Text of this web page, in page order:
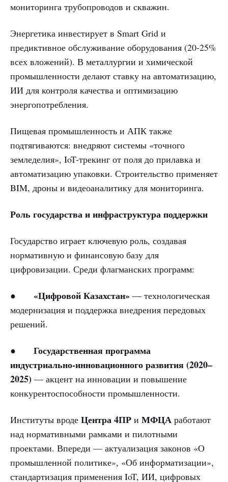
мониторинга трубопроводов и скважин.
Энергетика инвестирует в Smart Grid и
предиктивное обслуживание оборудования (20-25%
всех вложений). В металлургии и химической
промышленности делают ставку на автоматизацию,
ИИ для контроля качества и оптимизацию
энергопотребления.
Пищевая промышленность и АПК также
подтягиваются: внедряют системы «точного
земледелия», IoT-трекинг от поля до прилавка и
автоматизацию упаковки. Строительство применяет
BIM, дроны и видеоаналитику для мониторинга.
Роль государства и инфраструктура поддержки
Государство играет ключевую роль, создавая
нормативную и финансовую базу для
цифровизации. Среди флагманских программ:
● «Цифровой Казахстан» — технологическая
модернизация и поддержка внедрения передовых
решений.
● Государственная программа
индустриально-инновационного развития (2020–
2025) — акцент на инновации и повышение
конкурентоспособности промышленности.
Институты вроде Центра 4ПР и МФЦА работают
над нормативными рамками и пилотными
проектами. Впереди — актуализация законов «О
промышленной политике», «Об информатизации»,
стандартизация применения IoT, ИИ, цифровых